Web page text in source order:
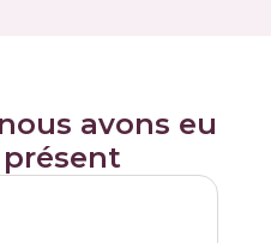
avons eu